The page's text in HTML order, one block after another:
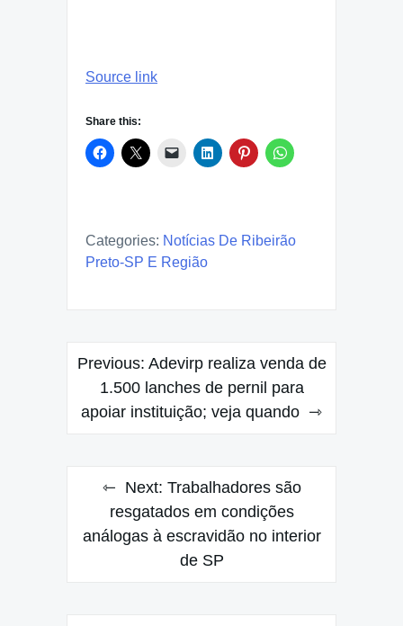
Source link
Share this:
Categories: Notícias De Ribeirão
Preto-SP E Região
Post
navigation
Previous: Adevirp realiza venda de
1.500 lanches de pernil para
apoiar instituição; veja quando
Next: Trabalhadores são
resgatados em condições
análogas à escravidão no interior
de SP